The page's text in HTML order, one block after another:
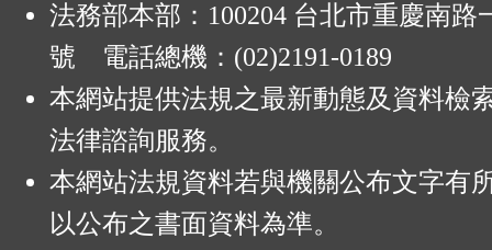
法務部本部：100204 台北市重慶南路
號 電話總機：(02)2191-0189
本網站提供法規之最新動態及資料檢
法律諮詢服務。
本網站法規資料若與機關公布文字有
以公布之書面資料為準。